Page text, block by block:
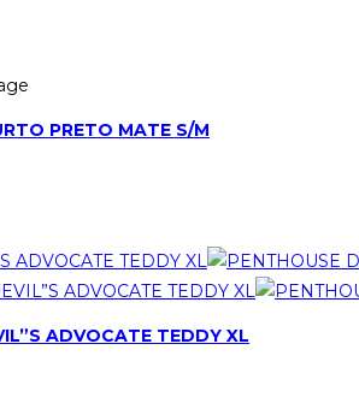
PRETO MATE S/M
ADVOCATE TEDDY XL